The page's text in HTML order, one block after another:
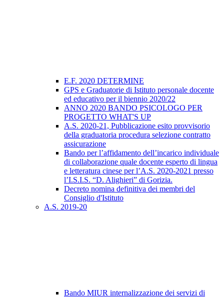
E.F. 2020 DETERMINE
GPS e Graduatorie di Istituto personale docente
ed educativo per il biennio 2020/22
ANNO 2020 BANDO PSICOLOGO PER
PROGETTO WHAT'S UP
A.S. 2020-21, Pubblicazione esito provvisorio
della graduatoria procedura selezione contratto
assicurazione
Bando per l’affidamento dell’incarico individuale
di collaborazione quale docente esperto di lingua
e letteratura cinese per l’A.S. 2020-2021 presso
l’I.S.I.S. “D. Alighieri” di Gorizia.
Decreto nomina definitiva dei membri del
Consiglio d'Istituto
A.S. 2019-20
Bando MIUR internalizzazione dei servizi di